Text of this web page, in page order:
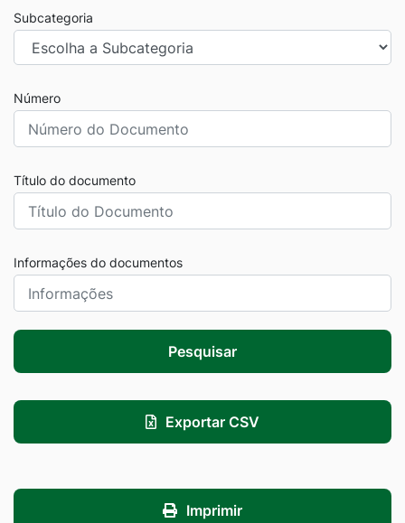
Subcategoria
Número
Título do documento
Informações do documentos
Pesquisar
Exportar CSV
Imprimir